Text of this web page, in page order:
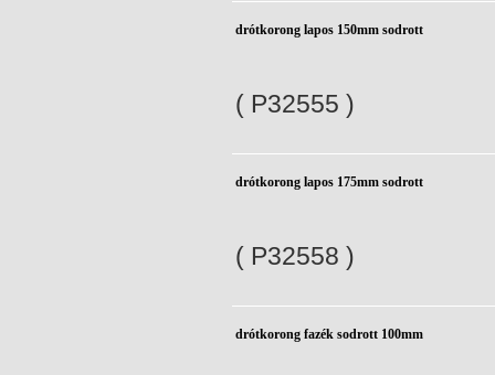
drótkorong lapos 150mm sodrott
( P32555 )
drótkorong lapos 175mm sodrott
( P32558 )
drótkorong fazék sodrott 100mm